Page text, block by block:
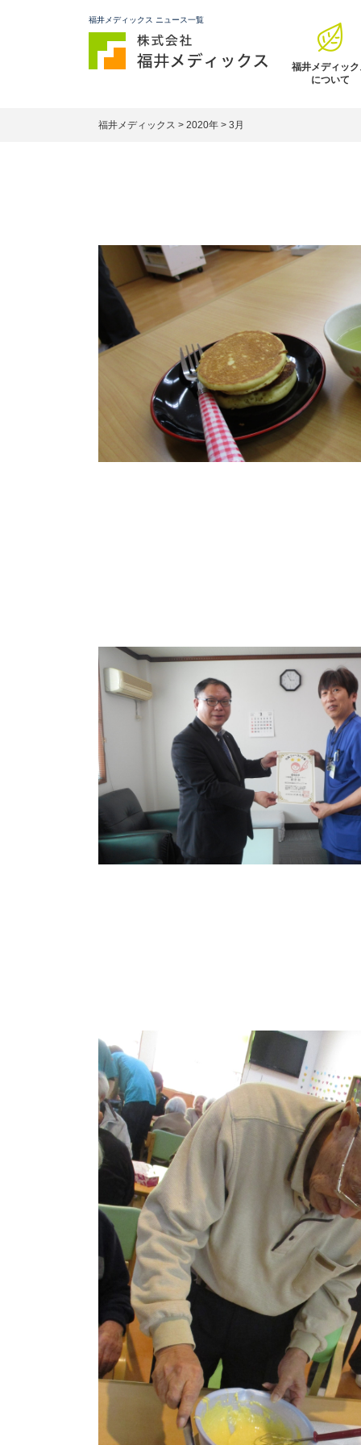
福井メディックス ニュース一覧
福井メディック
について
福井メディックス > 2020年 > 3月